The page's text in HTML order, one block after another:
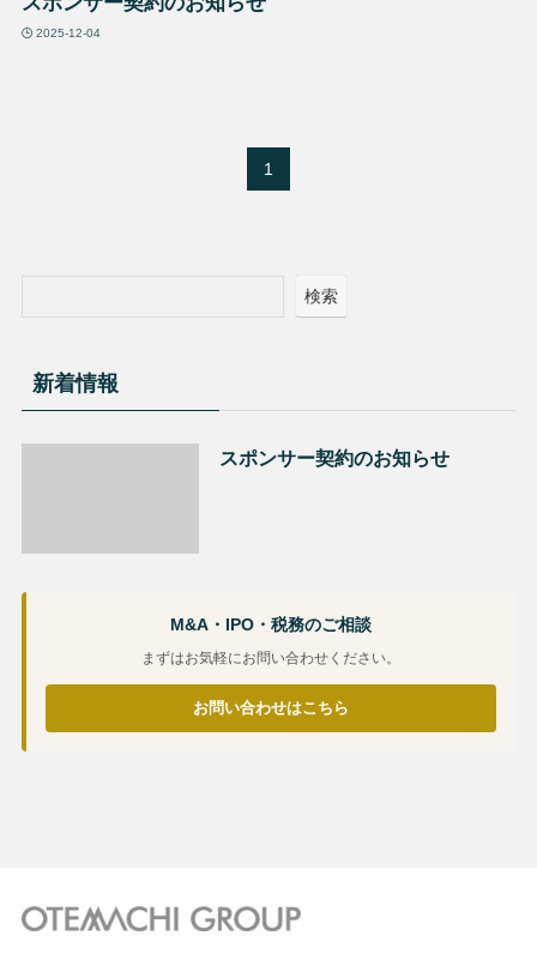
2025-12-04
1
検索
新着情報
スポンサー契約のお知らせ
M&A・IPO・税務のご相談
まずはお気軽にお問い合わせください。
お問い合わせはこちら